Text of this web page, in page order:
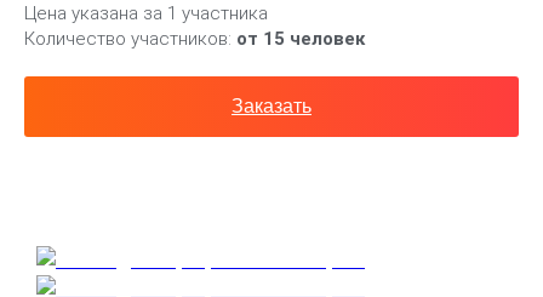
Цена указана за 1 участника
Количество участников: от 15 человек
Заказать